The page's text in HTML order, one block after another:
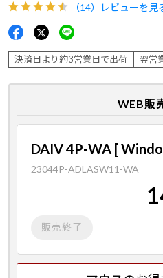
（14） レビューを見
決済日より約3営業日で出荷 翌営
WEB販
DAIV 4P-WA [
23044P-ADLASW11-WA
販売終了